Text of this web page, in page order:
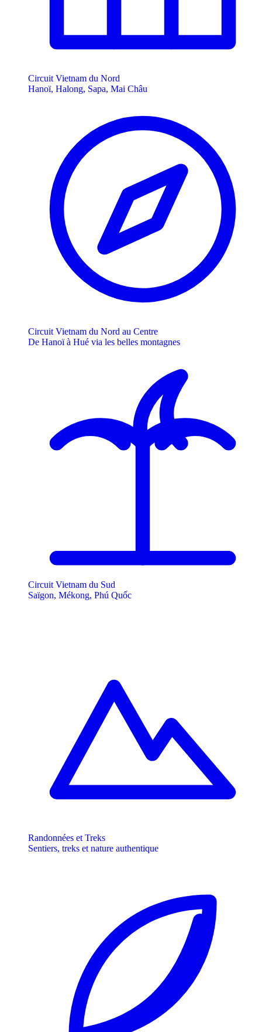
Circuit Vietnam du Nord
Hanoï, Halong, Sapa, Mai Châu
Circuit Vietnam du Nord au Centre
De Hanoï à Hué via les belles montagnes
Circuit Vietnam du Sud
Saïgon, Mékong, Phú Quốc
Randonnées et Treks
Sentiers, treks et nature authentique